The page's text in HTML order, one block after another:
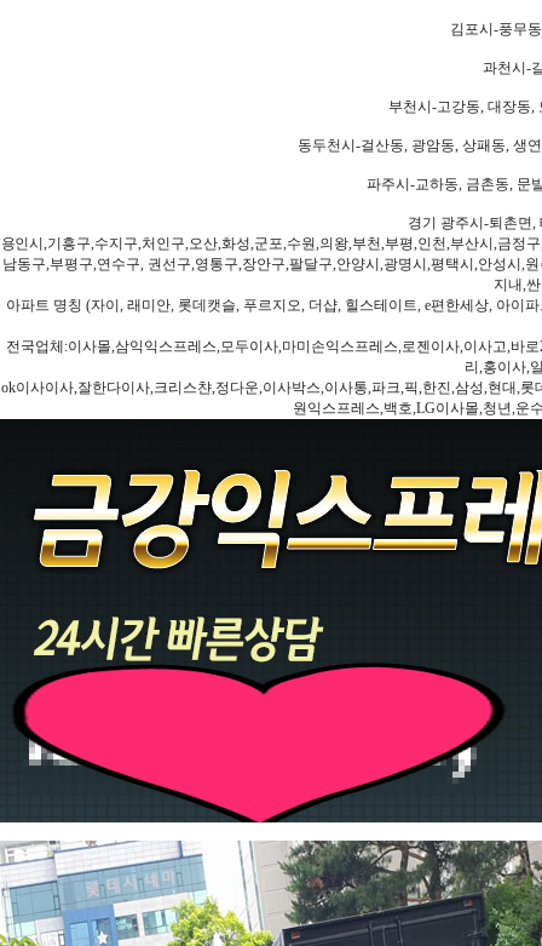
김포시-풍무
과천시-
부천시-고강동, 대장동,
동두천시-걸산동, 광암동, 상패동, 생
파주시-교하동, 금촌동, 문
경기 광주시-퇴촌면,
용인시,기흥구,수지구,처인구,오산,화성,군포,수원,의왕,부천,부평,인천,부산시,금
남동구,부평구,연수구, 권선구,영통구,장안구,팔달구,안양시,광명시,평택시,안성시,
지내,
아파트 명칭 (자이, 래미안, 롯데캣슬, 푸르지오, 더샵, 힐스테이트, e편한세상, 아이
전국업체:이사몰,삼익익스프레스,모두이사,마미손익스프레스,로젠이사,이사고,바
리,홍이사,
ok이사이사,잘한다이사,크리스챤,정다운,이사박스,이사통,파크,픽,한진,삼성,현대,
원익스프레스,백호,LG이사몰,청년,운